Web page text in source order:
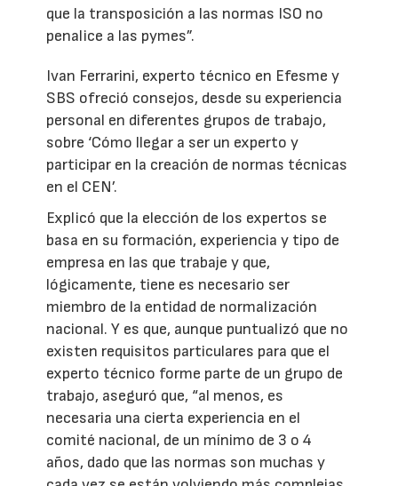
que la transposición a las normas ISO no
penalice a las pymes”.
Ivan Ferrarini, experto técnico en Efesme y
SBS ofreció consejos, desde su experiencia
personal en diferentes grupos de trabajo,
sobre ‘Cómo llegar a ser un experto y
participar en la creación de normas técnicas
en el CEN’.
Explicó que la elección de los expertos se
basa en su formación, experiencia y tipo de
empresa en las que trabaje y que,
lógicamente, tiene es necesario ser
miembro de la entidad de normalización
nacional. Y es que, aunque puntualizó que no
existen requisitos particulares para que el
experto técnico forme parte de un grupo de
trabajo, aseguró que, “al menos, es
necesaria una cierta experiencia en el
comité nacional, de un mínimo de 3 o 4
años, dado que las normas son muchas y